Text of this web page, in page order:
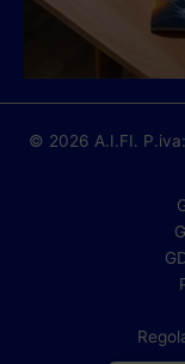
© 2026 A.I.FI.